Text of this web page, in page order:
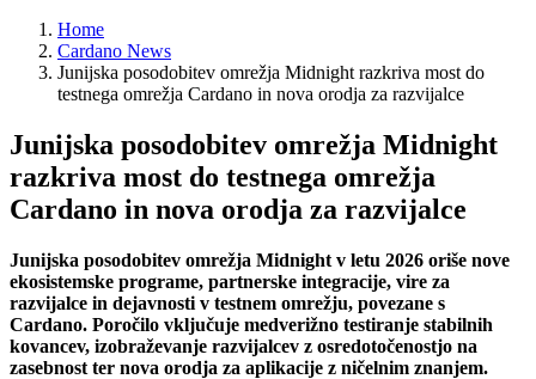
Home
Cardano News
Junijska posodobitev omrežja Midnight razkriva most do
testnega omrežja Cardano in nova orodja za razvijalce
Junijska posodobitev omrežja Midnight
razkriva most do testnega omrežja
Cardano in nova orodja za razvijalce
Junijska posodobitev omrežja Midnight v letu 2026 oriše nove
ekosistemske programe, partnerske integracije, vire za
razvijalce in dejavnosti v testnem omrežju, povezane s
Cardano. Poročilo vključuje medverižno testiranje stabilnih
kovancev, izobraževanje razvijalcev z osredotočenostjo na
zasebnost ter nova orodja za aplikacije z ničelnim znanjem.